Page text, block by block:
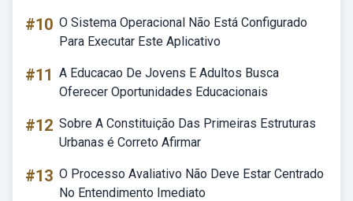
#10 O Sistema Operacional Não Está Configurado
Para Executar Este Aplicativo
#11 A Educacao De Jovens E Adultos Busca
Oferecer Oportunidades Educacionais
#12 Sobre A Constituição Das Primeiras Estruturas
Urbanas é Correto Afirmar
#13 O Processo Avaliativo Não Deve Estar Centrado
No Entendimento Imediato